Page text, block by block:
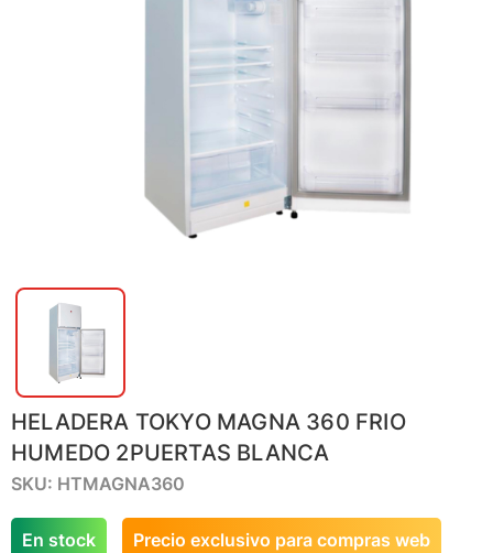
HELADERA TOKYO MAGNA 360 FRIO
HUMEDO 2PUERTAS BLANCA
SKU: HTMAGNA360
En stock Precio exclusivo para compras web